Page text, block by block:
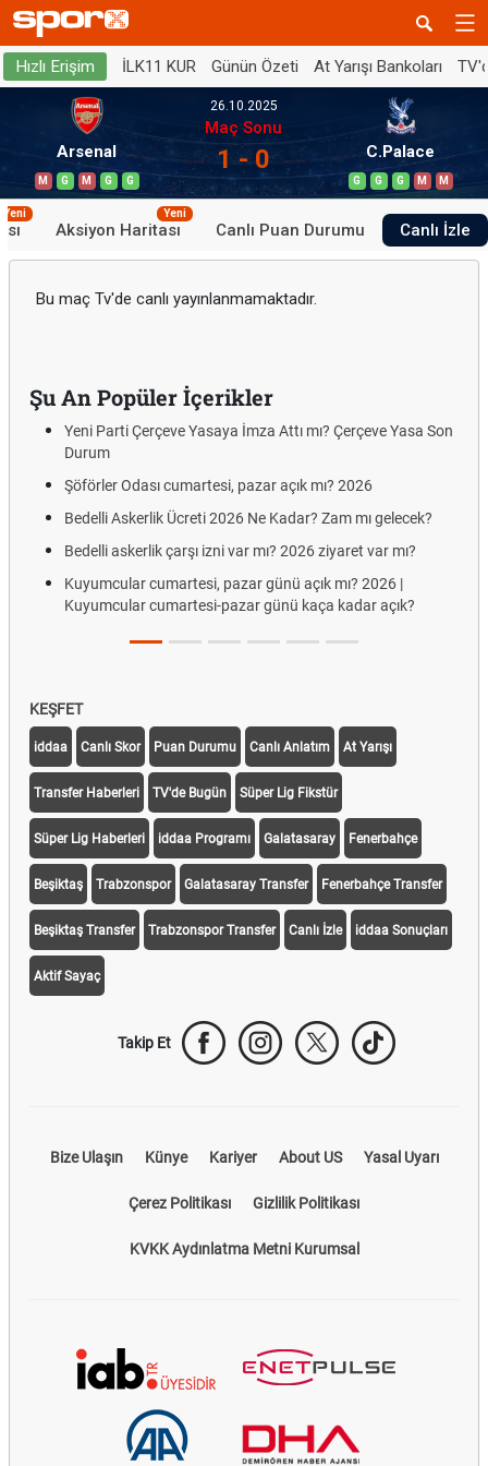
Hızlı Erişim İLK11 KUR Günün Özeti At Yarışı Bankoları
Arsenal
M G M G G
26.10.2025
Maç Sonu
1 - 0 C.Palace
G G G M M
Yeni
Aksiyon Haritası
Yeni
Canlı Puan Durumu Canlı İzle
Bu maç Tv'de canlı yayınlanmamaktadır.
Şu An Popüler İçerikler
Yeni Parti Çerçeve Yasaya İmza Attı mı? Çerçeve Yasa Son
Durum
Şöförler Odası cumartesi, pazar açık mı? 2026
Bedelli Askerlik Ücreti 2026 Ne Kadar? Zam mı gelecek?
Bedelli askerlik çarşı izni var mı? 2026 ziyaret var mı?
Kuyumcular cumartesi, pazar günü açık mı? 2026 |
Kuyumcular cumartesi-pazar günü kaça kadar açık?
KEŞFET
iddaa Canlı Skor Puan Durumu Canlı Anlatım At Yarışı
Transfer Haberleri TV'de Bugün Süper Lig Fikstür
Süper Lig Haberleri iddaa Programı Galatasaray Fenerbahçe
Beşiktaş Trabzonspor Galatasaray Transfer Fenerbahçe Transfer
Beşiktaş Transfer Trabzonspor Transfer Canlı İzle iddaa Sonuçları
Aktif Sayaç
Takip Et
Bize Ulaşın Künye Kariyer About US Yasal Uyarı
Çerez Politikası Gizlilik Politikası
KVKK Aydınlatma Metni Kurumsal